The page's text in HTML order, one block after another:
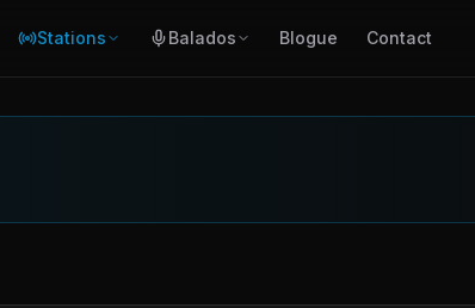
Stations Balados Blogue Contact